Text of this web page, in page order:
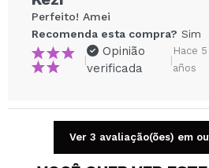
Compartilhar um
Seu vídeo pode ser o
Perfeito! Amei
Recomenda esta compra? Sim
|
Opinião
verificada
|
Hace 5
años
Ver 3 avaliação(ões) em